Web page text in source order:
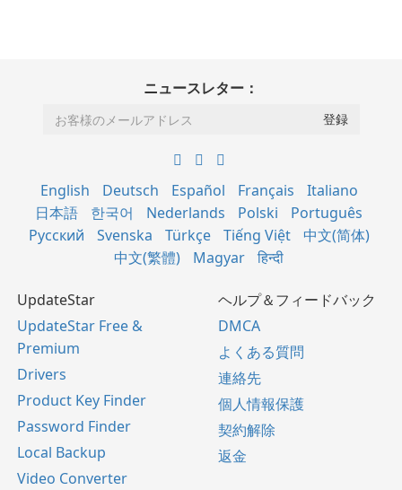
ニュースレター：
English Deutsch Español Français
Italiano
日本語
한국어 Nederlands Polski
Português
Русский
Svenska Türkçe Tiếng Việt
中文(简体)
中文(繁體)
Magyar हिन्दी
UpdateStar
UpdateStar Free &
Premium
Drivers
Product Key Finder
Password Finder
Local Backup
Video Converter
ヘルプ＆フィードバック
DMCA
よくある質問
連絡先
個人情報保護
契約解除
返金